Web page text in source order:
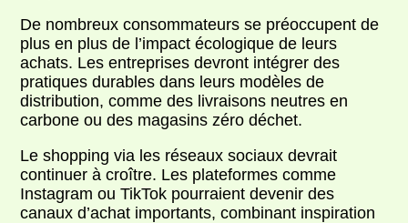
De nombreux consommateurs se préoccupent de
plus en plus de l’impact écologique de leurs
achats. Les entreprises devront intégrer des
pratiques durables dans leurs modèles de
distribution, comme des livraisons neutres en
carbone ou des magasins zéro déchet.
Le shopping via les réseaux sociaux devrait
continuer à croître. Les plateformes comme
Instagram ou TikTok pourraient devenir des
canaux d’achat importants, combinant inspiration